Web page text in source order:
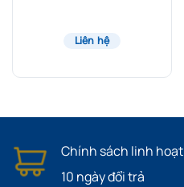
Liên hệ
Chính sách linh hoạt
10 ngày đổi trả